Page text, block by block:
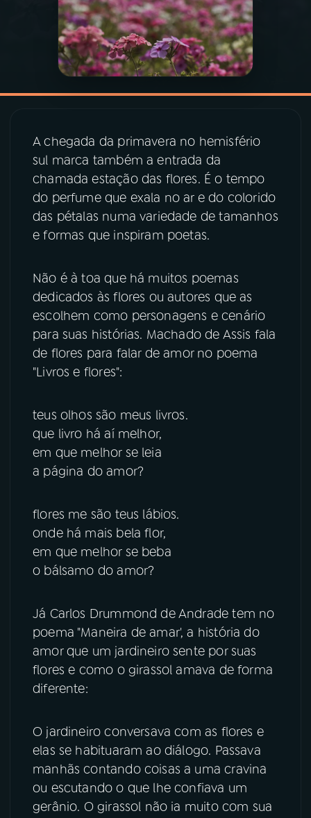
PROGRAMAS
07 ÚLTIMAS
08 PRÊMIO RÁDIO MEC
ACOMPANHE A RÁDIO MEC
YouTube Facebook
Instagram X
TikTok
A chegada da primavera no hemisfério
sul marca também a entrada da
chamada estação das flores. É o tempo
do perfume que exala no ar e do colorido
das pétalas numa variedade de tamanhos
e formas que inspiram poetas.
Não é à toa que há muitos poemas
dedicados às flores ou autores que as
escolhem como personagens e cenário
para suas histórias. Machado de Assis fala
de flores para falar de amor no poema
"Livros e flores":
teus olhos são meus livros.
que livro há aí melhor,
em que melhor se leia
a página do amor?
flores me são teus lábios.
onde há mais bela flor,
em que melhor se beba
o bálsamo do amor?
Já Carlos Drummond de Andrade tem no
poema "Maneira de amar', a história do
amor que um jardineiro sente por suas
flores e como o girassol amava de forma
diferente:
O jardineiro conversava com as flores e
elas se habituaram ao diálogo. Passava
manhãs contando coisas a uma cravina
ou escutando o que lhe confiava um
gerânio. O girassol não ia muito com sua